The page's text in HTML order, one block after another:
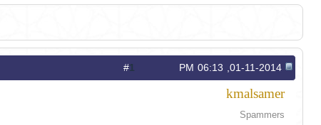
1
kmalsamer
Spammers